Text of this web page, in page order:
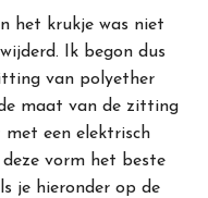
het krukje was niet
Ik begon dus
van polyether
maat van de zitting
een elektrisch
vorm het beste
je hieronder op de